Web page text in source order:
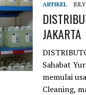
ARTIKEL
JAKARTA
Sahabat
memulai
Cleaning,